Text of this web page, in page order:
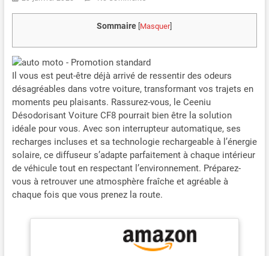
Sommaire Masquer]
Il vous est peut-être déjà arrivé de ressentir des odeurs
désagréables dans votre voiture, transformant vos trajets en
moments peu plaisants. Rassurez-vous, le Ceeniu
Désodorisant Voiture CF8 pourrait bien être la solution
idéale pour vous. Avec son interrupteur automatique, ses
recharges incluses et sa technologie rechargeable à l’énergie
solaire, ce diffuseur s’adapte parfaitement à chaque intérieur
de véhicule tout en respectant l’environnement. Préparez-
vous à retrouver une atmosphère fraîche et agréable à
chaque fois que vous prenez la route.